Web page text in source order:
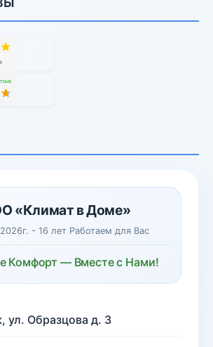
«Климат в Доме»
- 16 лет Работаем для Вас
Комфорт — Вместе с Нами!
ул. Образцова д. 3